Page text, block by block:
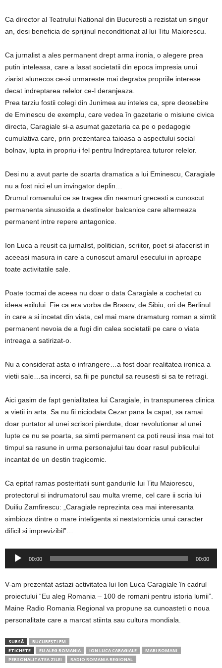
Ca director al Teatrului National din Bucuresti a rezistat un singur
an, desi beneficia de sprijinul neconditionat al lui Titu Maiorescu.
Ca jurnalist a ales permanent drept arma ironia, o alegere prea
putin inteleasa, care a lasat societatii din epoca impresia unui
ziarist alunecos ce-si urmareste mai degraba propriile interese
decat indreptarea relelor ce-l deranjeaza.
Prea tarziu fostii colegi din Junimea au inteles ca, spre deosebire
de Eminescu de exemplu, care vedea în gazetarie o misiune civica
directa, Caragiale si-a asumat gazetaria ca pe o pedagogie
cumulativa care, prin prezentarea taioasa a aspectului social
bolnav, lupta in propriu-i fel pentru îndreptarea tuturor relelor.
Desi nu a avut parte de soarta dramatica a lui Eminescu, Caragiale
nu a fost nici el un invingator deplin…
Drumul romanului ce se tragea din neamuri grecesti a cunoscut
permanenta sinusoida a destinelor balcanice care alterneaza
permanent intre repere antagonice.
Ion Luca a reusit ca jurnalist, politician, scriitor, poet si afacerist in
aceeasi masura in care a cunoscut amarul esecului in aproape
toate activitatile sale.
Poate tocmai de aceea nu doar o data Caragiale a cochetat cu
ideea exilului. Fie ca era vorba de Brasov, de Sibiu, ori de Berlinul
in care a si incetat din viata, cel mai mare dramaturg roman a simtit
permanent nevoia de a fugi din calea societatii pe care o viata
intreaga a satirizat-o.
Nu a considerat asta o infrangere…a fost doar realitatea ironica a
vietii sale…sa incerci, sa fii pe punctul sa reusesti si sa te retragi.
Aici gasim de fapt genialitatea lui Caragiale, in transpunerea clinica
a vietii in arta. Sa nu fii niciodata Cezar pana la capat, sa ramai
doar purtator al unei scrisori pierdute, doar revolutionar al unei
lupte ce nu se poarta, sa simti permanent ca poti reusi insa mai tot
timpul sa rasune in urma personajului tau doar rasul publicului
incantat de un destin tragicomic.
Ca epitaf ramas posteritatii sunt gandurile lui Titu Maiorescu,
protectorul si indrumatorul sau multa vreme, cel care ii scria lui
Duiliu Zamfirescu: „Caragiale reprezinta cea mai interesanta
simbioza dintre o mare inteligenta si nestatornicia unui caracter
dificil si imprevizibil”…
Player
00:00 00:00
V-am prezentat astazi activitatea lui Ion Luca Caragiale în cadrul
proiectului “Eu aleg Romania – 100 de romani pentru istoria lumii”.
Maine Radio Romania Regional va propune sa cunoasteti o noua
personalitate care a marcat stiinta sau cultura mondiala.
SURSĂ
BUCUREȘTI FM
ETICHETE
EU ALEG ROMANIA ION LUCA CARAGIALE
MARI ROMANI
PERSONALITATEA ZILEI
RADIO ROMANIA REGIONAL